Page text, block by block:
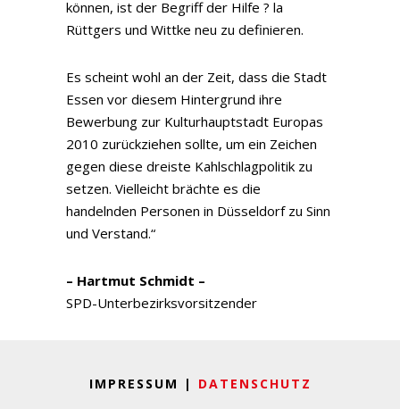
können, ist der Begriff der Hilfe ? la
Rüttgers und Wittke neu zu definieren.
Es scheint wohl an der Zeit, dass die Stadt
Essen vor diesem Hintergrund ihre
Bewerbung zur Kulturhauptstadt Europas
2010 zurückziehen sollte, um ein Zeichen
gegen diese dreiste Kahlschlagpolitik zu
setzen. Vielleicht brächte es die
handelnden Personen in Düsseldorf zu Sinn
und Verstand.“
– Hartmut Schmidt –
SPD-Unterbezirksvorsitzender
IMPRESSUM | DATENSCHUTZ